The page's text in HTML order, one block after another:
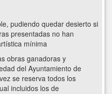
pudiendo quedar desierto si
presentadas no han
mínima
obras ganadoras y
del Ayuntamiento de
se reserva todos los
incluidos los de